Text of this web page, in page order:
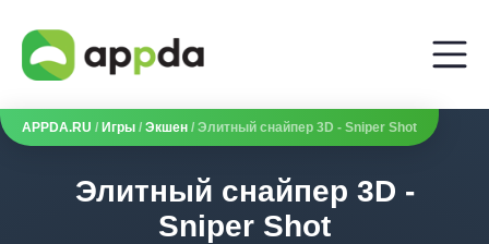
APPDA.RU / Игры / Экшен / Элитный снайпер 3D - Sniper Shot
Элитный снайпер 3D -
Sniper Shot